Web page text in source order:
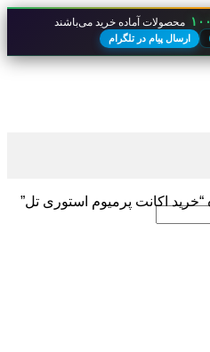
محصولات آماده خرید می‌باشند
ارسال پیام در تلگرام
اکانت پرمیوم استوری تل”